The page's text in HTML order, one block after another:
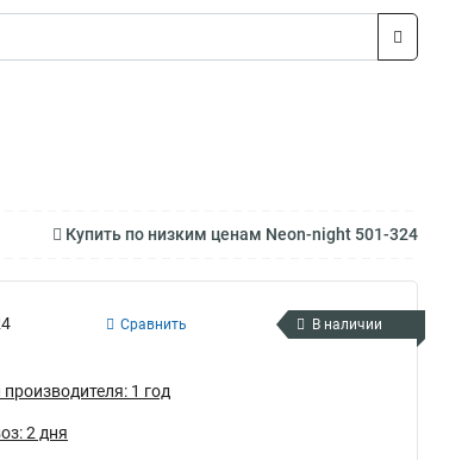
Купить по низким ценам Neon-night 501-324
Сравнить В наличии
производителя: 1 год
2 дня